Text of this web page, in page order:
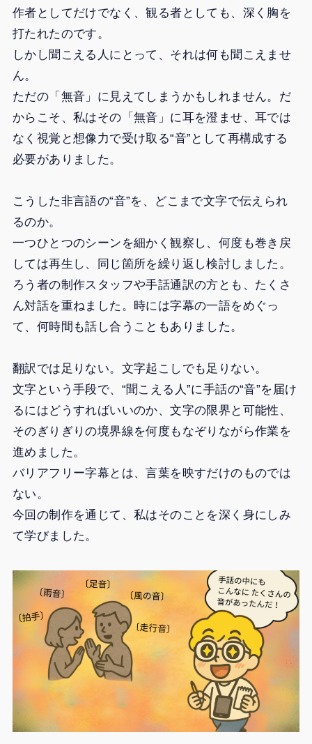
作者としてだけでなく、観る者としても、深く胸を
打たれたのです。
しかし聞こえる人にとって、それは何も聞こえませ
ん。
ただの「無音」に見えてしまうかもしれません。だ
からこそ、私はその「無音」に耳を澄ませ、耳では
なく視覚と想像力で受け取る“音”として再構成する
必要がありました。
こうした非言語の“音”を、どこまで文字で伝えられ
るのか。
一つひとつのシーンを細かく観察し、何度も巻き戻
しては再生し、同じ箇所を繰り返し検討しました。
ろう者の制作スタッフや手話通訳の方とも、たくさ
ん対話を重ねました。時には字幕の一語をめぐっ
て、何時間も話し合うこともありました。
翻訳では足りない。文字起こしでも足りない。
文字という手段で、“聞こえる人”に手話の“音”を届け
るにはどうすればいいのか、文字の限界と可能性、
そのぎりぎりの境界線を何度もなぞりながら作業を
進めました。
バリアフリー字幕とは、言葉を映すだけのものでは
ない。
今回の制作を通じて、私はそのことを深く身にしみ
て学びました。